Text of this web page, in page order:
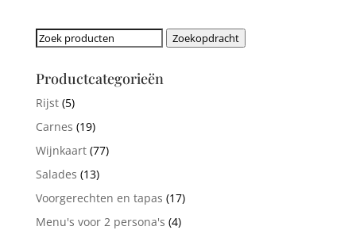
Zoeken
Zoekopdracht
Productcategorieën
Rijst (5)
Carnes (19)
Wijnkaart (77)
Salades (13)
Voorgerechten en tapas (17)
Menu's voor 2 persona's (4)